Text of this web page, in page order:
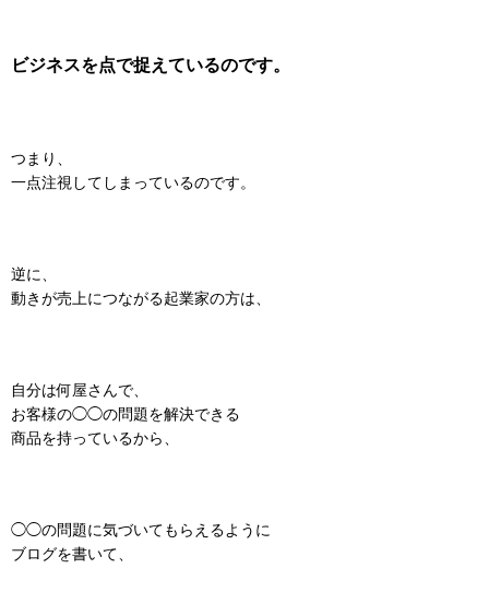
ビジネスを点で捉えているのです。
つまり、
一点注視してしまっているのです。
逆に、
動きが売上につながる起業家の方は、
自分は何屋さんで、
お客様の◯◯の問題を解決できる
商品を持っているから、
◯◯の問題に気づいてもらえるように
ブログを書いて、